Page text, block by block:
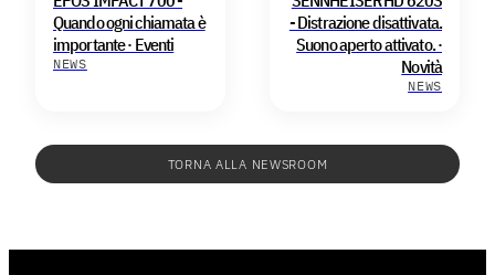
NEWS
Quando ogni chiamata è
importante · Eventi
TORNA ALLA NEWSROOM
NEWS
- Distrazione disattivata.
Suono aperto attivato. ·
Novità